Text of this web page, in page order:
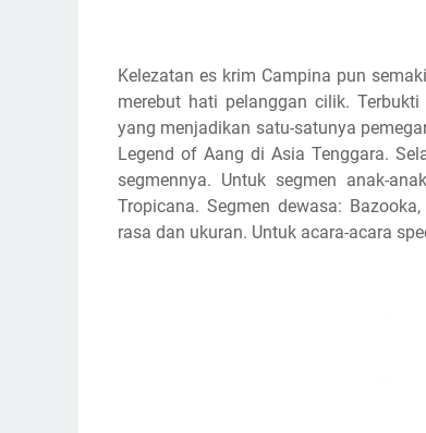
Kelezatan es krim Campina pun
merebut hati pelanggan cilik.
yang menjadikan satu-satunya
Legend of Aang di Asia Tenggara.
segmennya. Untuk segmen anak-
Tropicana. Segmen dewasa:
rasa dan ukuran. Untuk acara-acara